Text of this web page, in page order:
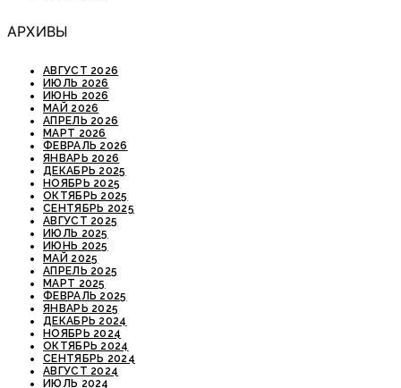
АРХИВЫ
АВГУСТ 2026
ИЮЛЬ 2026
ИЮНЬ 2026
МАЙ 2026
АПРЕЛЬ 2026
МАРТ 2026
ФЕВРАЛЬ 2026
ЯНВАРЬ 2026
ДЕКАБРЬ 2025
НОЯБРЬ 2025
ОКТЯБРЬ 2025
СЕНТЯБРЬ 2025
АВГУСТ 2025
ИЮЛЬ 2025
ИЮНЬ 2025
МАЙ 2025
АПРЕЛЬ 2025
МАРТ 2025
ФЕВРАЛЬ 2025
ЯНВАРЬ 2025
ДЕКАБРЬ 2024
НОЯБРЬ 2024
ОКТЯБРЬ 2024
СЕНТЯБРЬ 2024
АВГУСТ 2024
ИЮЛЬ 2024